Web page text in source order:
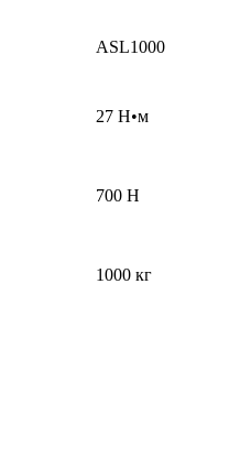
ASL1000
27 Н•м
700 Н
1000 кг